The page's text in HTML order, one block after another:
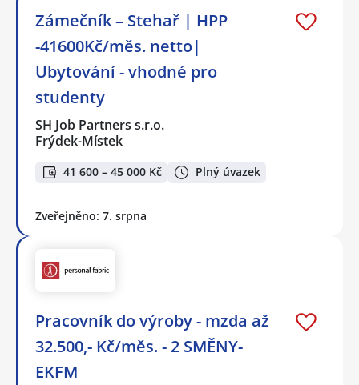
Zámečník – Stehař | HPP
-41600Kč/měs. netto|
Ubytování - vhodné pro
studenty
SH Job Partners s.r.o.
Frýdek-Místek
41 600 – 45 000 Kč Plný úvazek
Zveřejněno: 7. srpna
Pracovník do výroby - mzda až
32.500,- Kč/měs. - 2 SMĚNY-
EKFM